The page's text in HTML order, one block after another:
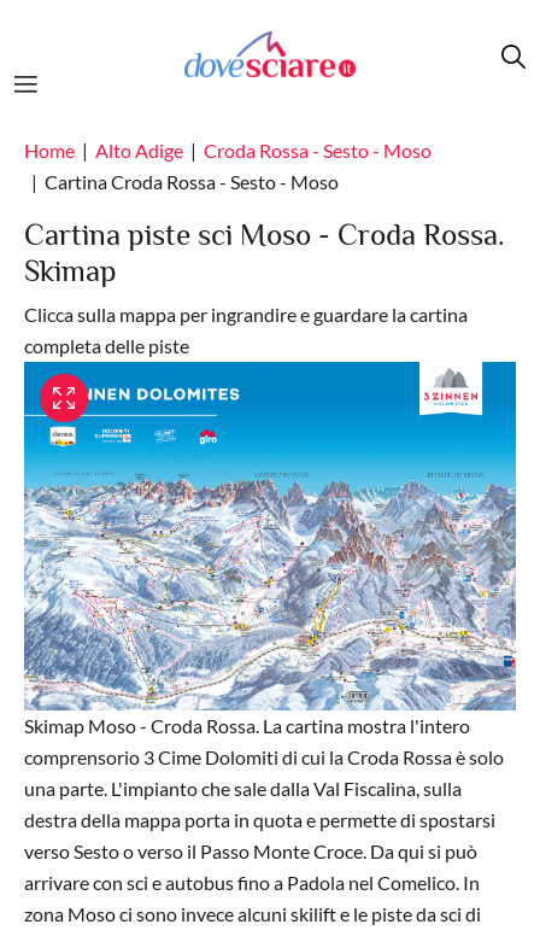
Home Alto Adige
Croda Rossa - Sesto - Moso
Cartina Croda Rossa - Sesto - Moso
Cartina piste sci Moso - Croda Rossa.
Skimap
Clicca sulla mappa per ingrandire e guardare la cartina
completa delle piste
Skimap Moso - Croda Rossa. La cartina mostra l'intero
comprensorio 3 Cime Dolomiti di cui la Croda Rossa è solo
una parte. L'impianto che sale dalla Val Fiscalina, sulla
destra della mappa porta in quota e permette di spostarsi
verso Sesto o verso il Passo Monte Croce. Da qui si può
arrivare con sci e autobus fino a Padola nel Comelico. In
zona Moso ci sono invece alcuni skilift e le piste da sci di